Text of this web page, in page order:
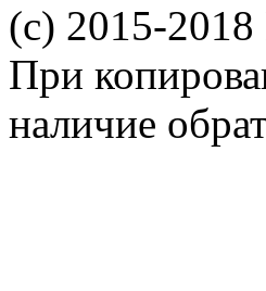
(c) 2015-2018
При
наличие